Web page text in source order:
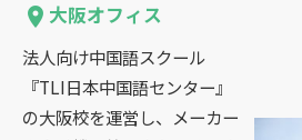
place 大阪オフィス
法人向け中国語スクール
『TLI日本中国語センター』
の大阪校を運営し、メーカー